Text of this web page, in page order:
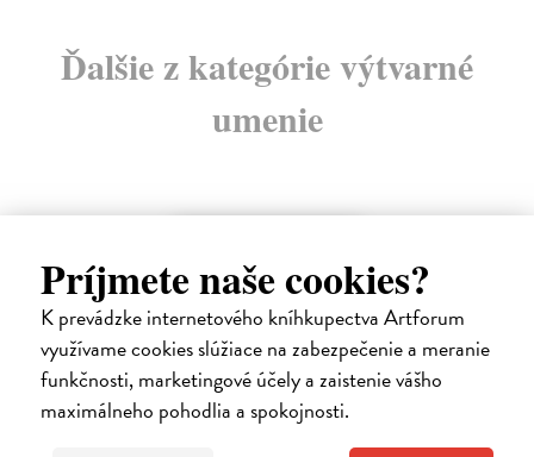
Príjmete naše cookies?
K prevádzke internetového kníhkupectva Artforum
využívame cookies slúžiace na zabezpečenie a meranie
funkčnosti, marketingové účely a zaistenie vášho
maximálneho pohodlia a spokojnosti.
Ďalšie z kategórie výtvarné
umenie